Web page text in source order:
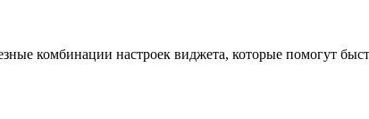
комбинации настроек виджета, которые помогут